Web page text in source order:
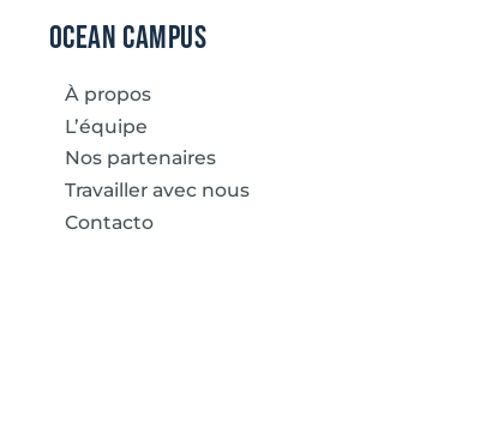
Ocean Campus
À propos
L’équipe
Nos partenaires
Travailler avec nous
Contacto